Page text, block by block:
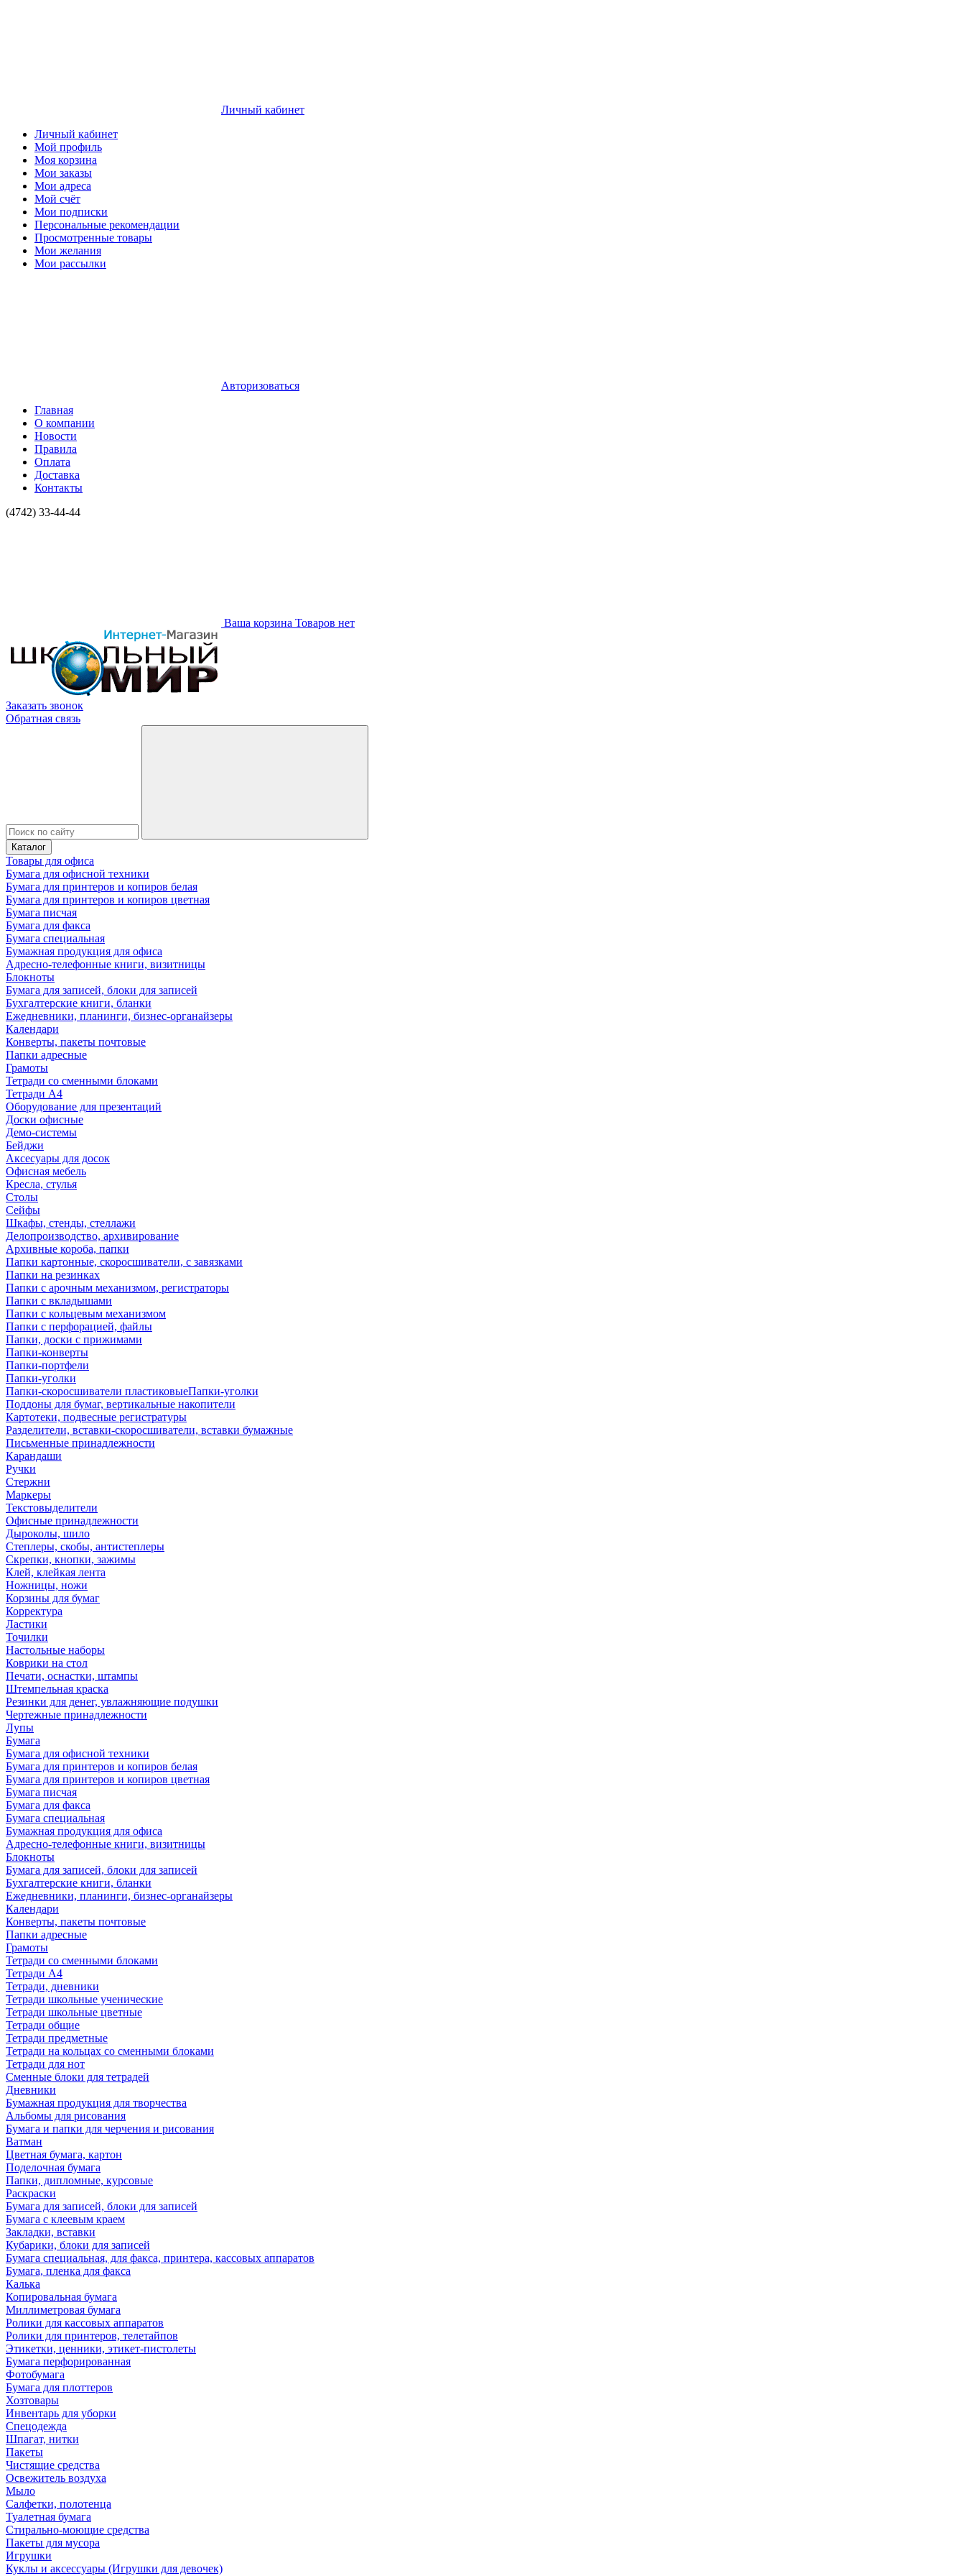
Личный кабинет
Личный кабинет
Мой профиль
Моя корзина
Мои заказы
Мои адреса
Мой счёт
Мои подписки
Персональные рекомендации
Просмотренные товары
Мои желания
Мои рассылки
Авторизоваться
Главная
О компании
Новости
Правила
Оплата
Доставка
Контакты
(4742) 33-44-44
Ваша корзина Товаров нет
Заказать звонок
Обратная связь
Каталог
Товары для офиса
Бумага для офисной техники
Бумага для принтеров и копиров белая
Бумага для принтеров и копиров цветная
Бумага писчая
Бумага для факса
Бумага специальная
Бумажная продукция для офиса
Адресно-телефонные книги, визитницы
Блокноты
Бумага для записей, блоки для записей
Бухгалтерские книги, бланки
Ежедневники, планинги, бизнес-органайзеры
Календари
Конверты, пакеты почтовые
Папки адресные
Грамоты
Тетради со сменными блоками
Тетради А4
Оборудование для презентаций
Доски офисные
Демо-системы
Бейджи
Аксесуары для досок
Офисная мебель
Кресла, стулья
Столы
Сейфы
Шкафы, стенды, стеллажи
Делопроизводство, архивирование
Архивные короба, папки
Папки картонные, скоросшиватели, с завязками
Папки на резинках
Папки с арочным механизмом, регистраторы
Папки с вкладышами
Папки с кольцевым механизмом
Папки с перфорацией, файлы
Папки, доски с прижимами
Папки-конверты
Папки-портфели
Папки-уголки
Папки-скоросшиватели пластиковыеПапки-уголки
Поддоны для бумаг, вертикальные накопители
Картотеки, подвесные регистратуры
Разделители, вставки-скоросшиватели, вставки бумажные
Письменные принадлежности
Карандаши
Ручки
Стержни
Маркеры
Текстовыделители
Офисные принадлежности
Дыроколы, шило
Степлеры, скобы, антистеплеры
Скрепки, кнопки, зажимы
Клей, клейкая лента
Ножницы, ножи
Корзины для бумаг
Корректура
Ластики
Точилки
Настольные наборы
Коврики на стол
Печати, оснастки, штампы
Штемпельная краска
Резинки для денег, увлажняющие подушки
Чертежные принадлежности
Лупы
Бумага
Бумага для офисной техники
Бумага для принтеров и копиров белая
Бумага для принтеров и копиров цветная
Бумага писчая
Бумага для факса
Бумага специальная
Бумажная продукция для офиса
Адресно-телефонные книги, визитницы
Блокноты
Бумага для записей, блоки для записей
Бухгалтерские книги, бланки
Ежедневники, планинги, бизнес-органайзеры
Календари
Конверты, пакеты почтовые
Папки адресные
Грамоты
Тетради со сменными блоками
Тетради А4
Тетради, дневники
Тетради школьные ученические
Тетради школьные цветные
Тетради общие
Тетради предметные
Тетради на кольцах со сменными блоками
Тетради для нот
Сменные блоки для тетрадей
Дневники
Бумажная продукция для творчества
Альбомы для рисования
Бумага и папки для черчения и рисования
Ватман
Цветная бумага, картон
Поделочная бумага
Папки, дипломные, курсовые
Раскраски
Бумага для записей, блоки для записей
Бумага с клеевым краем
Закладки, вставки
Кубарики, блоки для записей
Бумага специальная, для факса, принтера, кассовых аппаратов
Бумага, пленка для факса
Калька
Копировальная бумага
Миллиметровая бумага
Ролики для кассовых аппаратов
Ролики для принтеров, телетайпов
Этикетки, ценники, этикет-пистолеты
Бумага перфорированная
Фотобумага
Бумага для плоттеров
Хозтовары
Инвентарь для уборки
Спецодежда
Шпагат, нитки
Пакеты
Чистящие средства
Освежитель воздуха
Мыло
Салфетки, полотенца
Туалетная бумага
Стирально-моющие средства
Пакеты для мусора
Игрушки
Куклы и аксессуары (Игрушки для девочек)